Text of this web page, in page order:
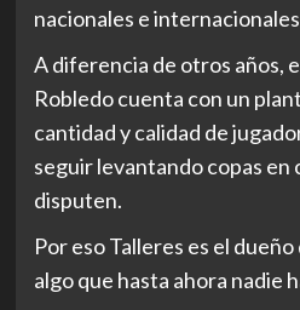
nacionales e
A diferencia de otros años,
Robledo cuenta con un
cantidad y calidad de
seguir levantando copas en
disputen.
Por eso Talleres es el
algo que hasta ahora nadie